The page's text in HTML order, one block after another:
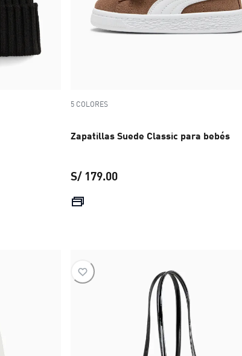
5 COLORES
Zapatillas Suede Classic para bebés
S/ 179.00